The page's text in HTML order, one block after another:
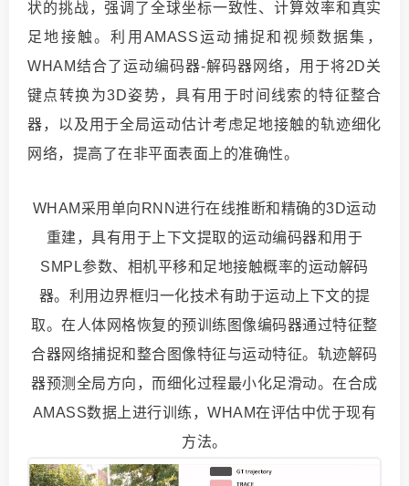
状的挑战，强调了全球坐标一致性、计算效率和真实
足地接触。利用AMASS运动捕捉和视频数据集，
WHAM结合了运动编码器-解码器网络，用于将2D关
键点转换为3D姿势，具有用于时间线索的特征整合
器，以及用于全局运动估计考虑足地接触的轨迹细化
网络，提高了在非平面表面上的准确性。
WHAM采用单向RNN进行在线推断和精确的3D运动
重建，具有用于上下文提取的运动编码器和用于
SMPL参数、相机平移和足地接触概率的运动解码
器。利用边界框归一化技术有助于运动上下文的提
取。在人体网格恢复的预训练图像编码器通过特征整
合器网络捕捉和整合图像特征与运动特征。轨迹解码
器预测全局方向，而细化过程最小化足滑动。在合成
AMASS数据上进行训练，WHAM在评估中优于现有
方法。